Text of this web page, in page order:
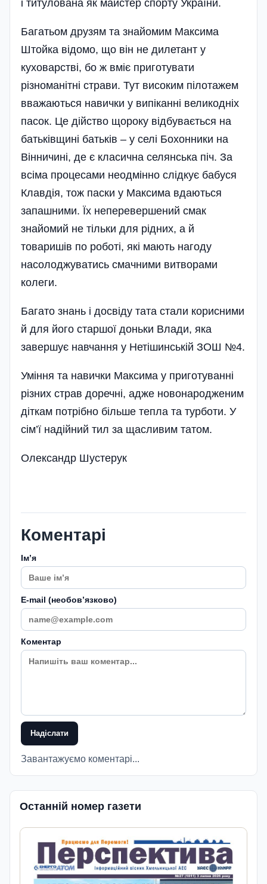
і титулована як майстер спорту України.
Багатьом друзям та знайомим Максима
Штойка відомо, що він не дилетант у
куховарстві, бо ж вміє приготувати
різноманітні страви. Тут високим пілотажем
вважаються навички у випіканні великодніх
пасок. Це дійство щороку відбувається на
батьківщині батьків – у селі Бохонники на
Вінничині, де є класична селянська піч. За
всіма процесами неодмінно слідкує бабуся
Клавдія, тож паски у Максима вдаються
запашними. Їх неперевершений смак
знайомий не тільки для рідних, а й
товаришів по роботі, які мають нагоду
насолоджуватись смачними витворами
колеги.
Багато знань і досвіду тата стали корисними
й для його старшої доньки Влади, яка
завершує навчання у Нетішинській ЗОШ №4.
Уміння та навички Максима у приготуванні
різних страв доречні, адже ново­народженим
діткам потрібно більше тепла та турботи. У
сім’ї надійний тил за щасливим татом.
Олександр Шустерук
Коментарі
Імʼя
E-mail (необовʼязково)
Коментар
Надіслати
Завантажуємо коментарі...
Останній номер газети